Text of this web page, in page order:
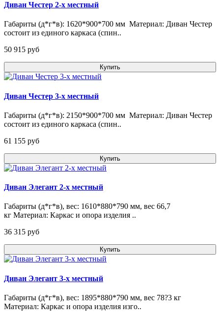
Диван Честер 2-х местный
Габариты (д*г*в): 1620*900*700 мм Материал: Диван Честер
состоит из единого каркаса (спин..
50 915 pуб
Купить
Диван Честер 3-х местный
Габариты (д*г*в): 2150*900*700 мм Материал: Диван Честер
состоит из единого каркаса (спин..
61 155 pуб
Купить
Диван Элегант 2-х местный
Габариты (д*г*в), вес: 1610*880*790 мм, вес 66,7
кг Материал: Каркас и опора изделия ..
36 315 pуб
Купить
Диван Элегант 3-х местный
Габариты (д*г*в), вес: 1895*880*790 мм, вес 78?3 кг
Материал: Каркас и опора изделия изго..